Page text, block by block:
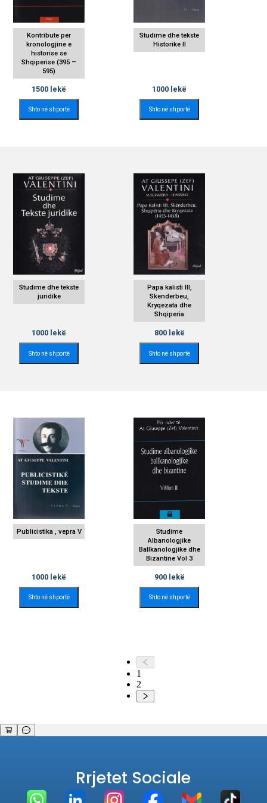
Kontribute per
kronologjine e
historise se
Shqiperise (395 –
595)
1500 lekë
Shto në shportë
Studime dhe tekste
Historike II
1000 lekë
Shto në shportë
Studime dhe tekste
juridike
1000 lekë
Shto në shportë
Papa kalisti III,
Skenderbeu,
Kryqezata dhe
Shqiperia
800lekë
Shto në shportë
Publicistika , vepra V
1000 lekë
Shto në shportë
Studime
Albanologjike
Ballkanologjike dhe
Bizantine Vol 3
900lekë
Shto në shportë
1
2
Rrjetet Sociale